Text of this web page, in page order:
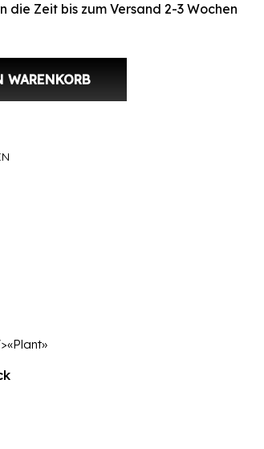
die Zeit bis zum Versand 2-3 Wochen
WARENKORB